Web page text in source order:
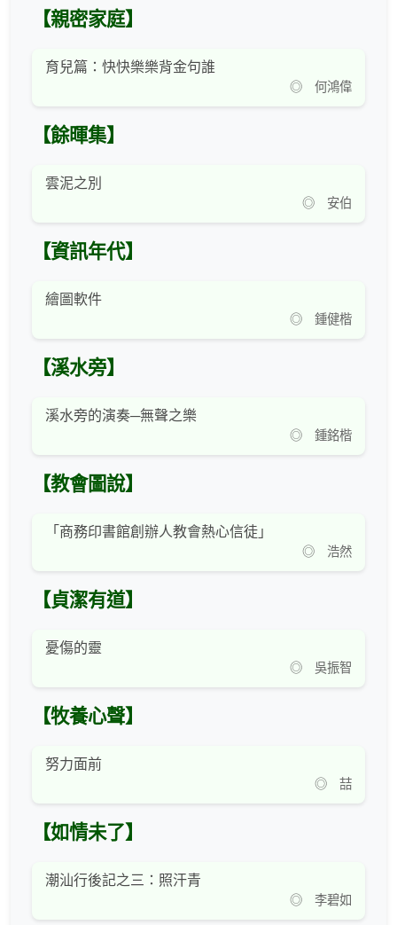
【親密家庭】
育兒篇：快快樂樂背金句誰
◎ 何鴻偉
【餘暉集】
雲泥之別
◎ 安伯
【資訊年代】
繪圖軟件
◎ 鍾健楷
【溪水旁】
溪水旁的演奏─無聲之樂
◎ 鍾銘楷
【教會圖說】
「商務印書館創辦人教會熱心信徒」
◎ 浩然
【貞潔有道】
憂傷的靈
◎ 吳振智
【牧養心聲】
努力面前
◎ 喆
【如情未了】
潮汕行後記之三：照汗青
◎ 李碧如